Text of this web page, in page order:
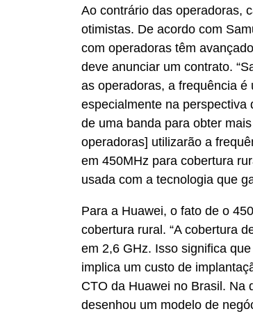
Ao contrário das operadoras,
otimistas. De acordo com
com operadoras têm
deve anunciar um contrato.
as operadoras, a frequência
especialmente na perspectiva
de uma banda para obter
operadoras] utilizarão a
em 450MHz para cobertura
usada com a tecnologia que
Para a Huawei, o fato de o
cobertura rural. “A cobertura
em 2,6 GHz. Isso significa
implica um custo de
CTO da Huawei no Brasil. Na
desenhou um modelo de